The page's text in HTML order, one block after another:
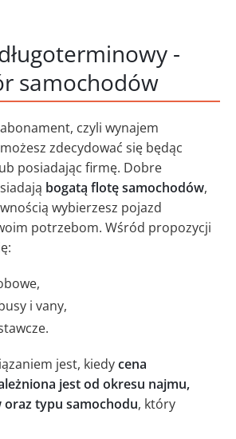
-
samochodów
czyli wynajem
zdecydować się będąc
posiadając firmę. Dobre
bogatą flotę samochodów,
wybierzesz pojazd
potrzebom. Wśród propozycji
i vany,
jest, kiedycena
jest od okresu najmu,
typu samochodu, który